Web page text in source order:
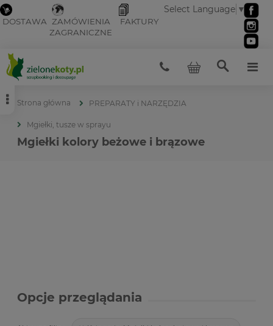
DOSTAWA ZAMÓWIENIA
ZAGRANICZNE
FAKTURY
Select Language ▼
Strona główna PREPARATY i NARZĘDZIA
Mgiełki, tusze w sprayu
Mgiełki kolory beżowe i brązowe
Opcje przeglądania